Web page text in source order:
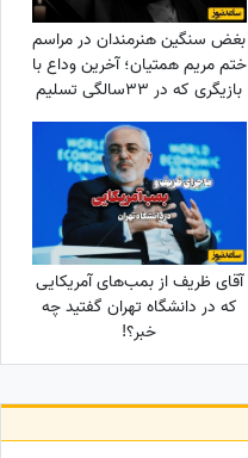
بغض سنگین هنرمندان در مراسم
ختم مریم همتیان؛ آخرین وداع با
بازیگری که در 33سالگی تسلیم
سرطان شد / از سامان صفاری و
ستاره اسکندری تا مسعود
فراستی و هانیه غلامی در سوگ
بازیگر فقید
آقای ظریف از بمب‌های آمریکایی
که در دانشگاه تهران گفتید چه
خبر؟!